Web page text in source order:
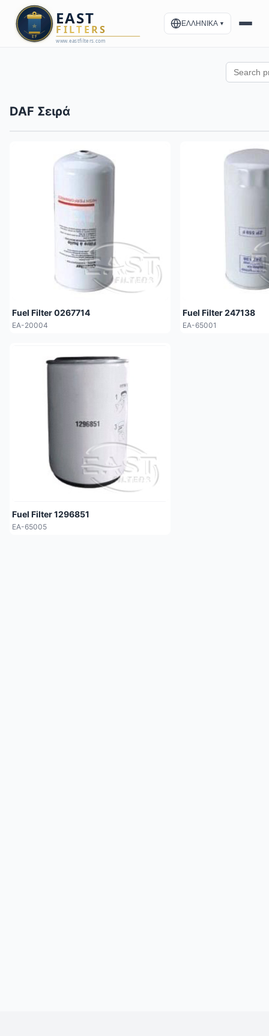
ΕΛΛΗΝΙΚΑ ▼
DAF Σειρά
Fuel Filter 0267714
EA-20004
Fuel Filter 247138
EA-65001
Fuel Filter 1296851
EA-65005